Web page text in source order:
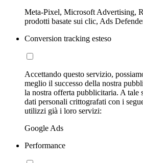
Meta-Pixel, Microsoft Advertising,
prodotti basate sui clic, Ads
Conversion tracking esteso
Accettando questo servizio,
meglio il successo della nostra
la nostra offerta pubblicitaria. A tale
dati personali crittografati con i
utilizzi già i loro servizi:
Google Ads
Performance